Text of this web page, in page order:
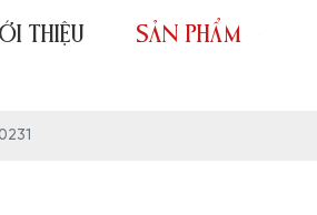
THIỆU SẢN PHẨM